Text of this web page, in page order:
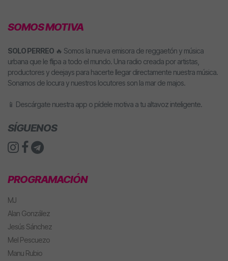
SOMOS MOTIVA
SOLO PERREO 🔥 Somos la nueva emisora de reggaetón y música
urbana que le flipa a todo el mundo. Una radio creada por artistas,
productores y deejays para hacerte llegar directamente nuestra música.
Sonamos de locura y nuestros locutores son la mar de majos.
📱 Descárgate nuestra app o pídele motiva a tu altavoz inteligente.
SÍGUENOS
PROGRAMACIÓN
MJ
Alan González
Jesús Sánchez
Mel Pescuezo
Manu Rubio